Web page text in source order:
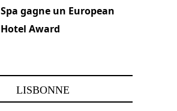
Spa gagne un European
Hotel Award
LISBONNE